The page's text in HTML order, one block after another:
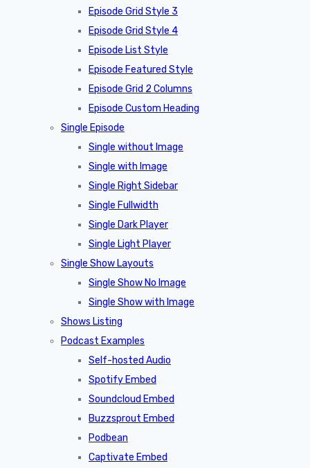
Episode Grid Style 3
Episode Grid Style 4
Episode List Style
Episode Featured Style
Episode Grid 2 Columns
Episode Custom Heading
Single Episode
Single without Image
Single with Image
Single Right Sidebar
Single Fullwidth
Single Dark Player
Single Light Player
Single Show Layouts
Single Show No Image
Single Show with Image
Shows Listing
Podcast Examples
Self-hosted Audio
Spotify Embed
Soundcloud Embed
Buzzsprout Embed
Podbean
Captivate Embed